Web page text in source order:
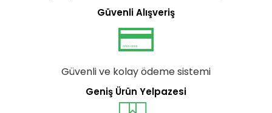
Güvenli Alışveriş
Güvenli ve kolay ödeme sistemi
Geniş Ürün Yelpazesi